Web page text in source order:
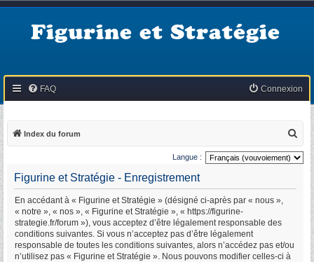
Figurine et Stratégie
FAQ Connexion
Index du forum
e
c
Langue :
Figurine et Stratégie - Enregistrement
En accédant à « Figurine et Stratégie » (désigné ci-après par « nous »,
« notre », « nos », « Figurine et Stratégie », « https://figurine-
strategie.fr/forum »), vous acceptez d’être légalement responsable des
conditions suivantes. Si vous n’acceptez pas d’être légalement
responsable de toutes les conditions suivantes, alors n’accédez pas et/ou
n’utilisez pas « Figurine et Stratégie ». Nous pouvons modifier celles-ci à